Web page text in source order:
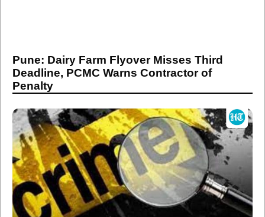
Pune: Dairy Farm Flyover Misses Third
Deadline, PCMC Warns Contractor of
Penalty